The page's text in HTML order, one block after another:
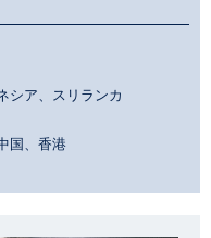
シア、スリランカ
国、香港